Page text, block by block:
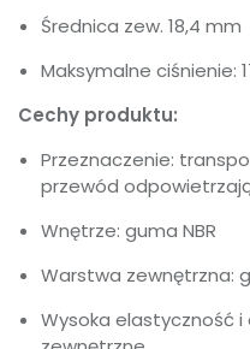
Średnica zew. 18,4 mm
Maksymalne ciśnienie:
Cechy produktu:
Przeznaczenie:
przewód
Wnętrze: guma NBR
Warstwa zewnętrzna:
Wysoka elastyczność i